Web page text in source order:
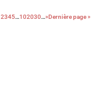
2345…102030…»Dernière page »